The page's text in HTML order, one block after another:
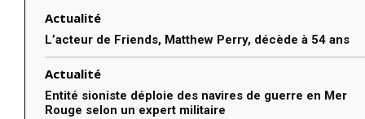
Actualité
L’acteur de Friends, Matthew Perry, décède à 54 ans
Actualité
Entité sioniste déploie des navires de guerre en Mer
Rouge selon un expert militaire